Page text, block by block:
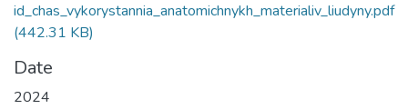
id_chas_vykorystannia_anatomichnykh_materialiv_liudyny.pdf
(442.31 KB)
Date
2024